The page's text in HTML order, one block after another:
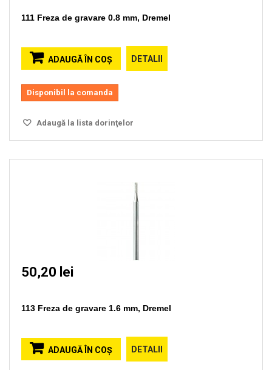
111 Freza de gravare 0.8 mm, Dremel
ADAUGĂ ÎN COŞ DETALII
Disponibil la comanda
Adaugă la lista dorinţelor
50,20 lei
113 Freza de gravare 1.6 mm, Dremel
ADAUGĂ ÎN COŞ DETALII